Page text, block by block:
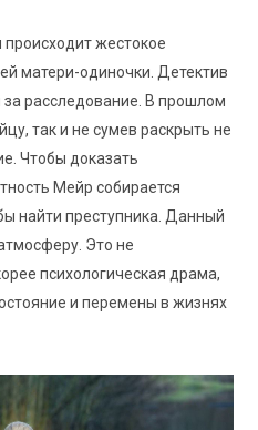
жестокое
матери-одиночки. Детектив
расследование. В прошлом
так и не сумев раскрыть не
Чтобы доказать
Мейр собирается
найти преступника. Данный
Это не
психологическая драма,
и перемены в жизнях